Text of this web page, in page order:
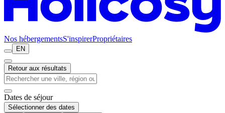
Nos hébergementsS'inspirerPropriétaires
EN
Retour aux résultats
Dates de séjour
Sélectionner des dates